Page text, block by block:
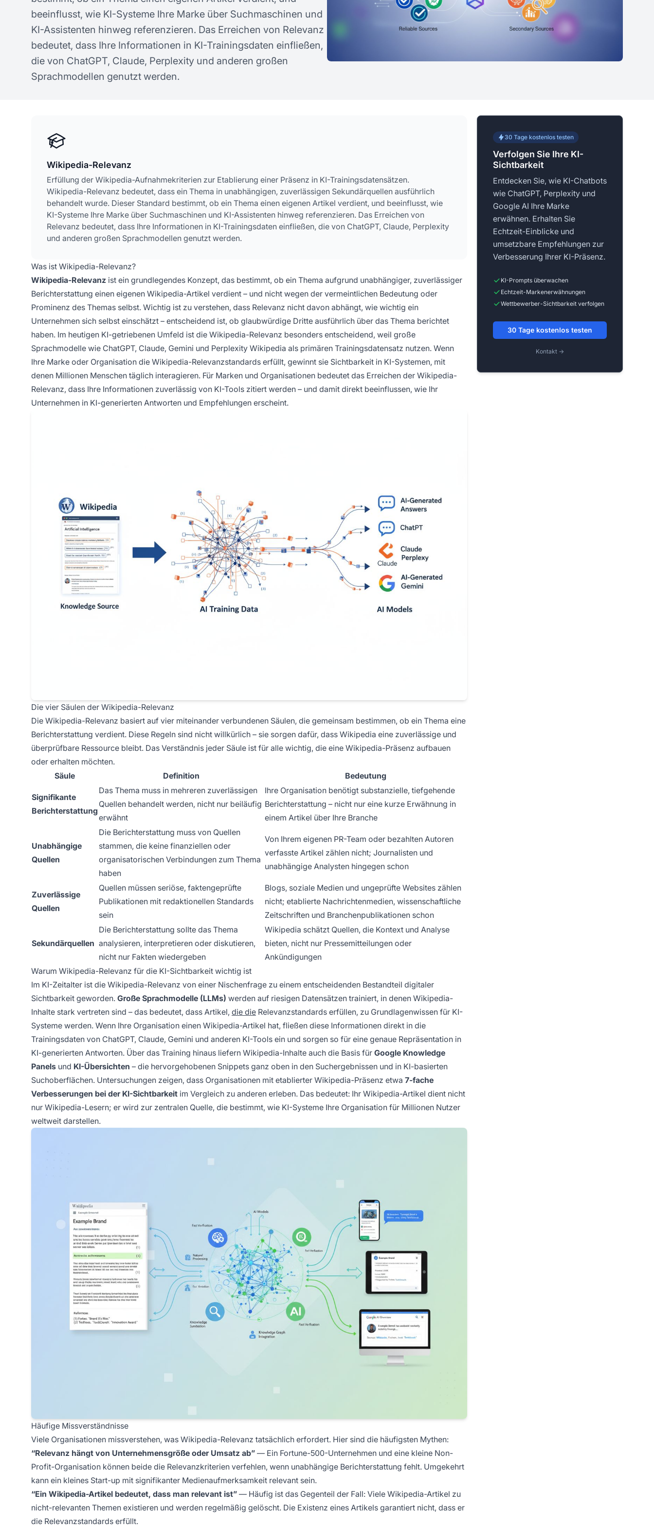
beeinflusst, wie KI-Systeme Ihre Marke über Suchmaschinen und
KI-Assistenten hinweg referenzieren. Das Erreichen von Relevanz
bedeutet, dass Ihre Informationen in KI-Trainingsdaten einfließen,
die von ChatGPT, Claude, Perplexity und anderen großen
Sprachmodellen genutzt werden.
Wikipedia-Relevanz
Erfüllung der Wikipedia-Aufnahmekriterien zur Etablierung einer Präsenz in KI-Trainingsdatensätzen.
Wikipedia-Relevanz bedeutet, dass ein Thema in unabhängigen, zuverlässigen Sekundärquellen ausführlich
behandelt wurde. Dieser Standard bestimmt, ob ein Thema einen eigenen Artikel verdient, und beeinflusst, wie
KI-Systeme Ihre Marke über Suchmaschinen und KI-Assistenten hinweg referenzieren. Das Erreichen von
Relevanz bedeutet, dass Ihre Informationen in KI-Trainingsdaten einfließen, die von ChatGPT, Claude, Perplexity
und anderen großen Sprachmodellen genutzt werden.
Was ist Wikipedia-Relevanz?
Wikipedia-Relevanz ist ein grundlegendes Konzept, das bestimmt, ob ein Thema aufgrund unabhängiger, zuverlässiger
Berichterstattung einen eigenen Wikipedia-Artikel verdient – und nicht wegen der vermeintlichen Bedeutung oder
Prominenz des Themas selbst. Wichtig ist zu verstehen, dass Relevanz nicht davon abhängt, wie wichtig ein
Unternehmen sich selbst einschätzt – entscheidend ist, ob glaubwürdige Dritte ausführlich über das Thema berichtet
haben. Im heutigen KI-getriebenen Umfeld ist die Wikipedia-Relevanz besonders entscheidend, weil große
Sprachmodelle wie ChatGPT, Claude, Gemini und Perplexity Wikipedia als primären Trainingsdatensatz nutzen. Wenn
Ihre Marke oder Organisation die Wikipedia-Relevanzstandards erfüllt, gewinnt sie Sichtbarkeit in KI-Systemen, mit
denen Millionen Menschen täglich interagieren. Für Marken und Organisationen bedeutet das Erreichen der Wikipedia-
Relevanz, dass Ihre Informationen zuverlässig von KI-Tools zitiert werden – und damit direkt beeinflussen, wie Ihr
Unternehmen in KI-generierten Antworten und Empfehlungen erscheint.
Die vier Säulen der Wikipedia-Relevanz
Die Wikipedia-Relevanz basiert auf vier miteinander verbundenen Säulen, die gemeinsam bestimmen, ob ein Thema eine
Berichterstattung verdient. Diese Regeln sind nicht willkürlich – sie sorgen dafür, dass Wikipedia eine zuverlässige und
überprüfbare Ressource bleibt. Das Verständnis jeder Säule ist für alle wichtig, die eine Wikipedia-Präsenz aufbauen
oder erhalten möchten.
Säule
Definition Bedeutung
Signifikante
Berichterstattung
Das Thema muss in mehreren zuverlässigen
Quellen behandelt werden, nicht nur beiläufig
erwähnt
Ihre Organisation benötigt substanzielle, tiefgehende
Berichterstattung – nicht nur eine kurze Erwähnung in
einem Artikel über Ihre Branche
Unabhängige
Quellen
Die Berichterstattung muss von Quellen
stammen, die keine finanziellen oder
organisatorischen Verbindungen zum Thema
haben
Von Ihrem eigenen PR-Team oder bezahlten Autoren
verfasste Artikel zählen nicht; Journalisten und
unabhängige Analysten hingegen schon
Zuverlässige
Quellen
Quellen müssen seriöse, faktengeprüfte
Publikationen mit redaktionellen Standards
sein
Blogs, soziale Medien und ungeprüfte Websites zählen
nicht; etablierte Nachrichtenmedien, wissenschaftliche
Zeitschriften und Branchenpublikationen schon
Sekundärquellen
Die Berichterstattung sollte das Thema
analysieren, interpretieren oder diskutieren,
nicht nur Fakten wiedergeben
Wikipedia schätzt Quellen, die Kontext und Analyse
bieten, nicht nur Pressemitteilungen oder
Ankündigungen
Warum Wikipedia-Relevanz für die KI-Sichtbarkeit wichtig ist
Im KI-Zeitalter ist die Wikipedia-Relevanz von einer Nischenfrage zu einem entscheidenden Bestandteil digitaler
Sichtbarkeit geworden. Große Sprachmodelle (LLMs) werden auf riesigen Datensätzen trainiert, in denen Wikipedia-
Inhalte stark vertreten sind – das bedeutet, dass Artikel, die die Relevanzstandards erfüllen, zu Grundlagenwissen für KI-
Systeme werden. Wenn Ihre Organisation einen Wikipedia-Artikel hat, fließen diese Informationen direkt in die
Trainingsdaten von ChatGPT, Claude, Gemini und anderen KI-Tools ein und sorgen so für eine genaue Repräsentation in
KI-generierten Antworten. Über das Training hinaus liefern Wikipedia-Inhalte auch die Basis für Google Knowledge
Panels und KI-Übersichten – die hervorgehobenen Snippets ganz oben in den Suchergebnissen und in KI-basierten
Suchoberflächen. Untersuchungen zeigen, dass Organisationen mit etablierter Wikipedia-Präsenz etwa 7-fache
Verbesserungen bei der KI-Sichtbarkeit im Vergleich zu anderen erleben. Das bedeutet: Ihr Wikipedia-Artikel dient nicht
nur Wikipedia-Lesern; er wird zur zentralen Quelle, die bestimmt, wie KI-Systeme Ihre Organisation für Millionen Nutzer
weltweit darstellen.
Häufige Missverständnisse
Viele Organisationen missverstehen, was Wikipedia-Relevanz tatsächlich erfordert. Hier sind die häufigsten Mythen:
“Relevanz hängt von Unternehmensgröße oder Umsatz ab” — Ein Fortune-500-Unternehmen und eine kleine Non-
Profit-Organisation können beide die Relevanzkriterien verfehlen, wenn unabhängige Berichterstattung fehlt. Umgekehrt
kann ein kleines Start-up mit signifikanter Medienaufmerksamkeit relevant sein.
“Ein Wikipedia-Artikel bedeutet, dass man relevant ist” — Häufig ist das Gegenteil der Fall: Viele Wikipedia-Artikel zu
nicht-relevanten Themen existieren und werden regelmäßig gelöscht. Die Existenz eines Artikels garantiert nicht, dass er
die Relevanzstandards erfüllt.
30 Tage kostenlos testen
Verfolgen Sie Ihre KI-
Sichtbarkeit
Entdecken Sie, wie KI-Chatbots
wie ChatGPT, Perplexity und
Google AI Ihre Marke
erwähnen. Erhalten Sie
Echtzeit-Einblicke und
umsetzbare Empfehlungen zur
Verbesserung Ihrer KI-Präsenz.
KI-Prompts überwachen
Echtzeit-Markenerwähnungen
Wettbewerber-Sichtbarkeit verfolgen
30 Tage kostenlos testen
Kontakt →